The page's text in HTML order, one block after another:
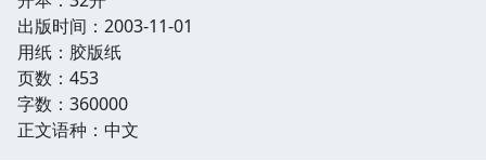
出版时间：2003-11-01
用纸：胶版纸
页数：453
字数：360000
正文语种：中文